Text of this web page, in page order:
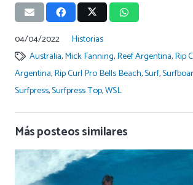
04/04/2022
Historias
Australia,Mick Fanning,Reef Argentina,Rip
Argentina,Rip Curl Pro Bells Beach,Surf,
Surfpress,Surfpress Top,WSL
Más posteos similares